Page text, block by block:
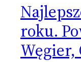
roku.
Węgier,